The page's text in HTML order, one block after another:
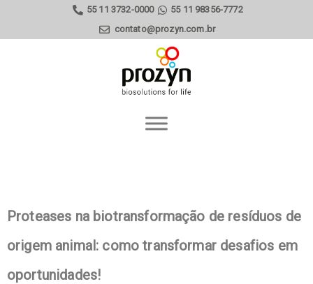
55 11 3732-0000
55 11 98356-7772
contato@prozyn.com.br
Proteases na biotransformação de resíduos de
origem animal: como transformar desafios em
oportunidades!